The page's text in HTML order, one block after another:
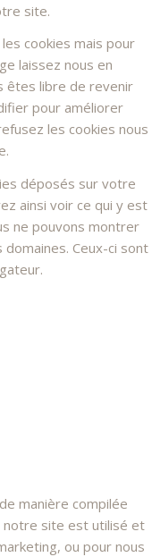
site.
cookies mais pour
laissez nous en
êtes libre de revenir
pour améliorer
les cookies nous
déposés sur votre
ainsi voir ce qui y est
ne pouvons montrer
Ceux-ci sont
manière compilée
notre site est utilisé et
ou pour nous